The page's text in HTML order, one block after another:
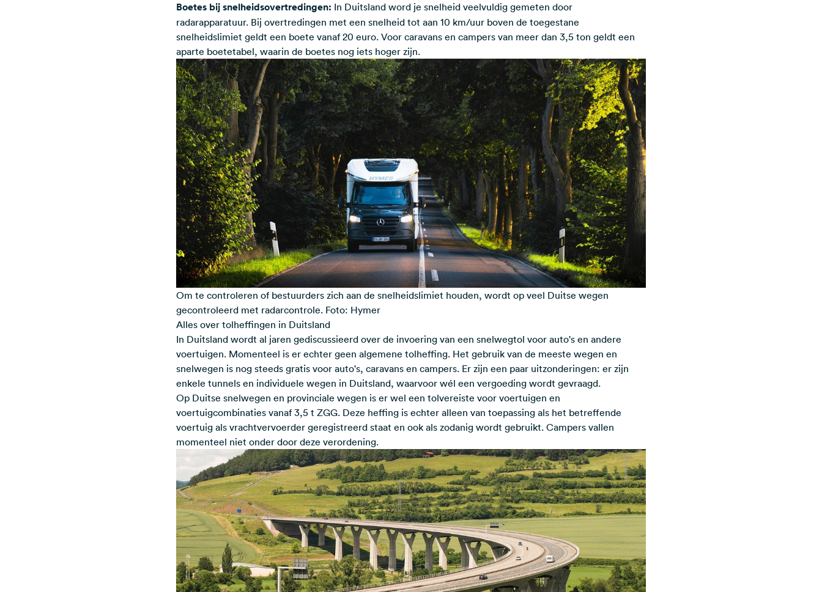
Boetes bij snelheidsovertredingen: In Duitsland word je snelheid veelvuldig gemeten door
radarapparatuur. Bij overtredingen met een snelheid tot aan 10 km/uur boven de toegestane
snelheidslimiet geldt een boete vanaf 20 euro. Voor caravans en campers van meer dan 3,5 ton geldt een
aparte boetetabel, waarin de boetes nog iets hoger zijn.
Om te controleren of bestuurders zich aan de snelheidslimiet houden, wordt op veel Duitse wegen
gecontroleerd met radarcontrole. Foto: Hymer
Alles over tolheffingen in Duitsland
In Duitsland wordt al jaren gediscussieerd over de invoering van een snelwegtol voor auto's en andere
voertuigen. Momenteel is er echter geen algemene tolheffing. Het gebruik van de meeste wegen en
snelwegen is nog steeds gratis voor auto's, caravans en campers. Er zijn een paar uitzonderingen: er zijn
enkele tunnels en individuele wegen in Duitsland, waarvoor wél een vergoeding wordt gevraagd.
Op Duitse snelwegen en provinciale wegen is er wel een tolvereiste voor voertuigen en
voertuigcombinaties vanaf 3,5 t ZGG. Deze heffing is echter alleen van toepassing als het betreffende
voertuig als vrachtvervoerder geregistreerd staat en ook als zodanig wordt gebruikt. Campers vallen
momenteel niet onder door deze verordening.